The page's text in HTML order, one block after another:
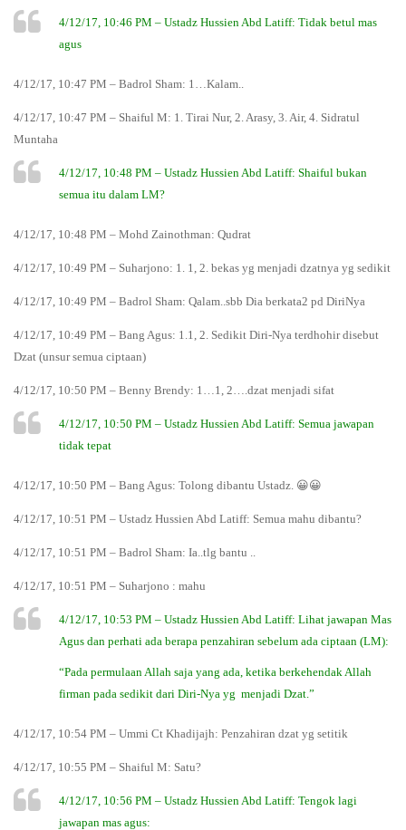
4/12/17, 10:46 PM – Ustadz Hussien Abd Latiff: Tidak betul mas
agus
4/12/17, 10:47 PM – Badrol Sham: 1…Kalam..
4/12/17, 10:47 PM – Shaiful M: 1. Tirai Nur, 2. Arasy, 3. Air, 4. Sidratul
Muntaha
4/12/17, 10:48 PM – Ustadz Hussien Abd Latiff: Shaiful bukan
semua itu dalam LM?
4/12/17, 10:48 PM – Mohd Zainothman: Qudrat
4/12/17, 10:49 PM – Suharjono: 1. 1, 2. bekas yg menjadi dzatnya yg sedikit
4/12/17, 10:49 PM – Badrol Sham: Qalam..sbb Dia berkata2 pd DiriNya
4/12/17, 10:49 PM – Bang Agus: 1.1, 2. Sedikit Diri-Nya terdhohir disebut
Dzat (unsur semua ciptaan)
4/12/17, 10:50 PM – Benny Brendy: 1…1, 2….dzat menjadi sifat
4/12/17, 10:50 PM – Ustadz Hussien Abd Latiff: Semua jawapan
tidak tepat
4/12/17, 10:50 PM – Bang Agus: Tolong dibantu Ustadz. 😀😀
4/12/17, 10:51 PM – Ustadz Hussien Abd Latiff: Semua mahu dibantu?
4/12/17, 10:51 PM – Badrol Sham: Ia..tlg bantu ..
4/12/17, 10:51 PM – Suharjono : mahu
4/12/17, 10:53 PM – Ustadz Hussien Abd Latiff: Lihat jawapan Mas
Agus dan perhati ada berapa penzahiran sebelum ada ciptaan (LM):
“Pada permulaan Allah saja yang ada, ketika berkehendak Allah
firman pada sedikit dari Diri-Nya yg menjadi Dzat.”
4/12/17, 10:54 PM – Ummi Ct Khadijajh: Penzahiran dzat yg setitik
4/12/17, 10:55 PM – Shaiful M: Satu?
4/12/17, 10:56 PM – Ustadz Hussien Abd Latiff: Tengok lagi
jawapan mas agus: